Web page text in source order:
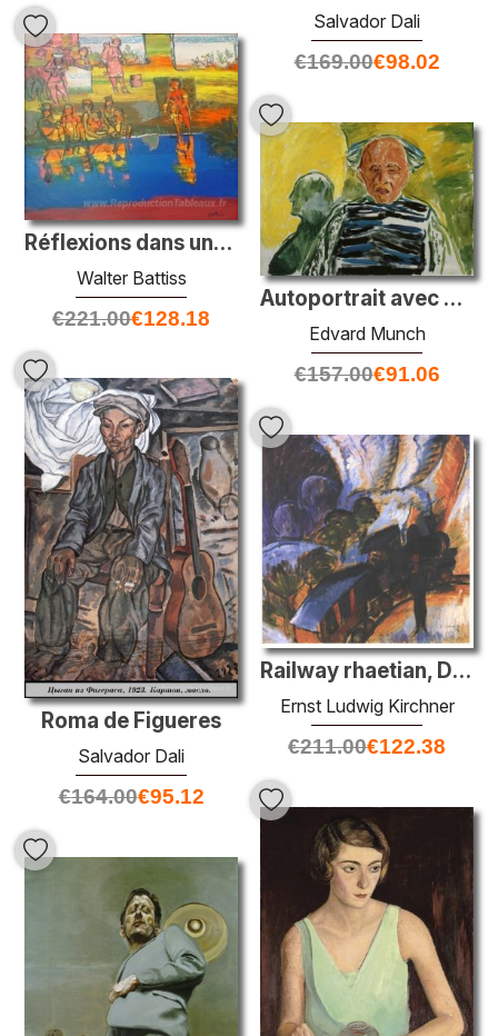
Salvador Dali
€169.00€98.02
Réflexions dans une rivière
Walter Battiss
€221.00€128.18
Autoportrait avec pull rayé
Edvard Munch
€157.00€91.06
Roma de Figueres
Salvador Dali
€164.00€95.12
Railway rhaetian, Davos
Ernst Ludwig Kirchner
€211.00€122.38